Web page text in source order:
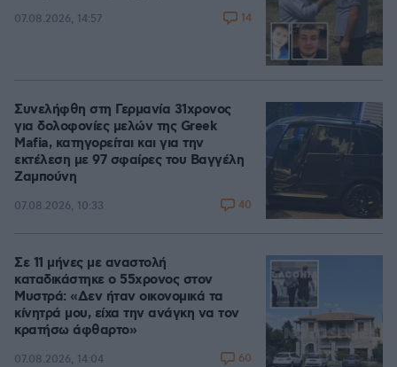
07.08.2026, 14:57 14
Συνελήφθη στη Γερμανία 31χρονος
για δολοφονίες μελών της Greek
Mafia, κατηγορείται και για την
εκτέλεση με 97 σφαίρες του Βαγγέλη
Ζαμπούνη
07.08.2026, 10:33 40
Σε 11 μήνες με αναστολή
καταδικάστηκε ο 55χρονος στον
Μυστρά: «Δεν ήταν οικονομικά τα
κίνητρά μου, είχα την ανάγκη να τον
κρατήσω άφθαρτο»
07.08.2026, 14:04 60